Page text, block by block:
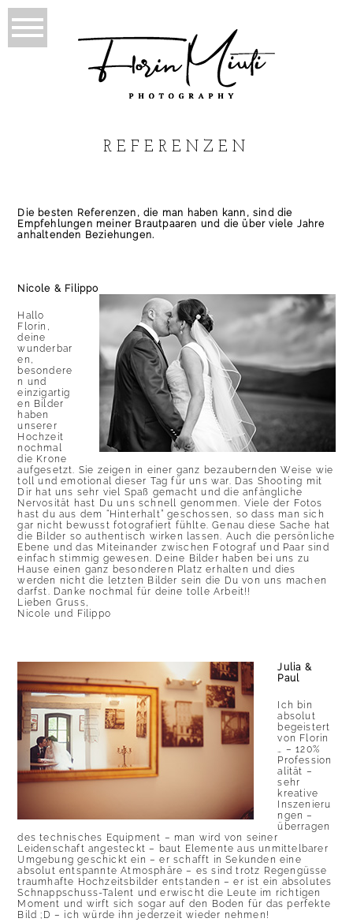
REFERENZEN
Die besten Referenzen, die man haben kann, sind die
Empfehlungen meiner Brautpaaren und die über viele Jahre
anhaltenden Beziehungen.
Nicole & Filippo
Hallo
Florin,
deine
wunderbar
en,
besondere
n und
einzigartig
en Bilder
haben
unserer
Hochzeit
nochmal
die Krone
aufgesetzt. Sie zeigen in einer ganz bezaubernden Weise wie
toll und emotional dieser Tag für uns war. Das Shooting mit
Dir hat uns sehr viel Spaß gemacht und die anfängliche
Nervosität hast Du uns schnell genommen. Viele der Fotos
hast du aus dem “Hinterhalt” geschossen, so dass man sich
gar nicht bewusst fotografiert fühlte. Genau diese Sache hat
die Bilder so authentisch wirken lassen. Auch die persönliche
Ebene und das Miteinander zwischen Fotograf und Paar sind
einfach stimmig gewesen. Deine Bilder haben bei uns zu
Hause einen ganz besonderen Platz erhalten und dies
werden nicht die letzten Bilder sein die Du von uns machen
darfst. Danke nochmal für deine tolle Arbeit!!
Lieben Gruss,
Nicole und Filippo
Julia &
Paul
Ich bin
absolut
begeistert
von Florin
… – 120%
Profession
alität –
sehr
kreative
Inszenieru
ngen –
überragen
des technisches Equipment – man wird von seiner
Leidenschaft angesteckt – baut Elemente aus unmittelbarer
Umgebung geschickt ein – er schafft in Sekunden eine
absolut entspannte Atmosphäre – es sind trotz Regengüsse
traumhafte Hochzeitsbilder entstanden – er ist ein absolutes
Schnappschuss-Talent und erwischt die Leute im richtigen
Moment und wirft sich sogar auf den Boden für das perfekte
Bild ;D – ich würde ihn jederzeit wieder nehmen!